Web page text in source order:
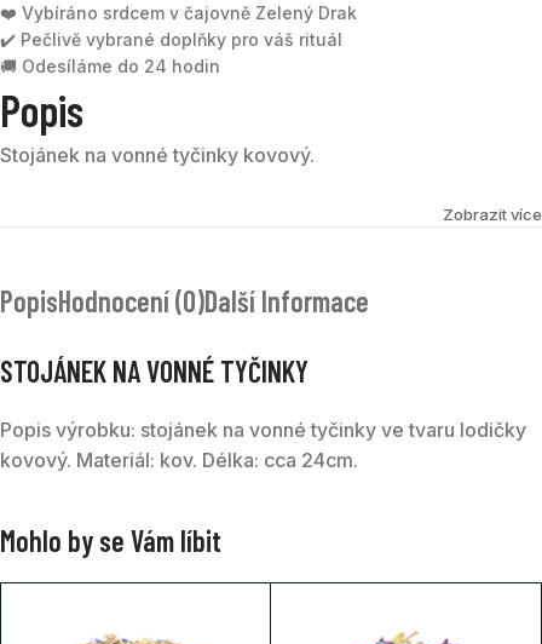
❤️ Vybíráno srdcem v čajovně Zelený Drak
✔️ Pečlivě vybrané doplňky pro váš rituál
🚚 Odesíláme do 24 hodin
Popis
Stojánek na vonné tyčinky kovový.
Zobrazit více
PopisHodnocení (0)Další Informace
STOJÁNEK NA VONNÉ TYČINKY
Popis výrobku: stojánek na vonné tyčinky ve tvaru lodičky
kovový. Materiál: kov. Délka: cca 24cm.
Mohlo by se Vám líbit